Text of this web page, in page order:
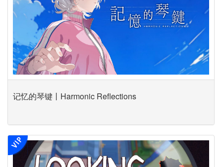
记忆的琴键丨Harmonic Reflections